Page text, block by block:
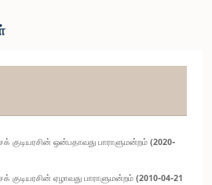
ஒன்பதாவது பாராளுமன்றம் (2020-
ஏழாவது பாராளுமன்றம் (2010-04-21